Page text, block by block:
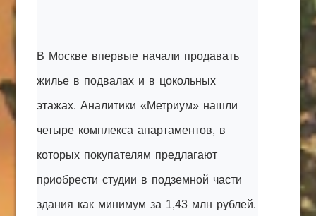
В Москве впервые начали продавать
жилье в подвалах и в цокольных
этажах. Аналитики «Метриум» нашли
четыре комплекса апартаментов, в
которых покупателям предлагают
приобрести студии в подземной части
здания как минимум за 1,43 млн рублей.